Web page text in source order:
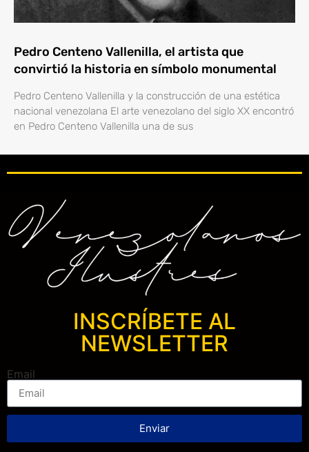
Pedro Centeno Vallenilla, el artista que
convirtió la historia en símbolo monumental
Pedro Centeno Vallenilla y la construcción de una estética
nacional venezolana El arte venezolano del siglo XX encontró
en Pedro Centeno Vallenilla una de sus
INSCRÍBETE AL
NEWSLETTER
Email
Enviar